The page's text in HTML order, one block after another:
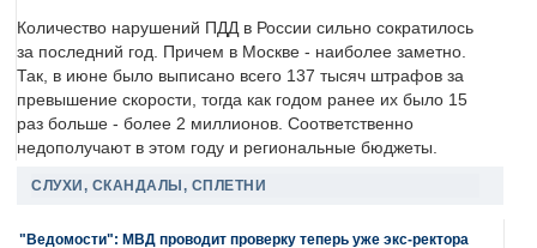
Количество нарушений ПДД в России сильно сократилось
за последний год. Причем в Москве - наиболее заметно.
Так, в июне было выписано всего 137 тысяч штрафов за
превышение скорости, тогда как годом ранее их было 15
раз больше - более 2 миллионов. Соответственно
недополучают в этом году и региональные бюджеты.
СЛУХИ, СКАНДАЛЫ, СПЛЕТНИ
"Ведомости": МВД проводит проверку теперь уже экс-ректора